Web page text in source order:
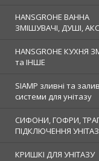
HANSGROHE ВАННА
ЗМІШУВАЧІ, ДУШІ,
HANSGROHE КУХНЯ
та ІНШЕ
SIAMP зливні та
системи для унітазу
СИФОНИ, ГОФРИ,
ПІДКЛЮЧЕННЯ
КРИШКІ ДЛЯ УНІТАЗУ